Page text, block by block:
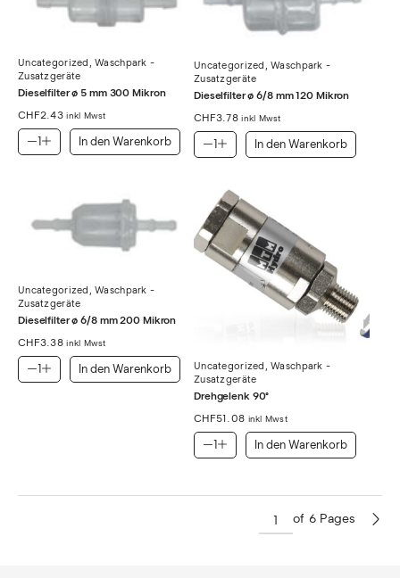
Uncategorized ,Waschpark -
Zusatzgeräte
Dieselfilter ø 5 mm 300 Mikron
CHF2.43 inkl Mwst
In den Warenkorb
Uncategorized ,Waschpark -
Zusatzgeräte
Dieselfilter ø 6/8 mm 120 Mikron
CHF3.78 inkl Mwst
In den Warenkorb
Uncategorized ,Waschpark -
Zusatzgeräte
Dieselfilter ø 6/8 mm 200 Mikron
CHF3.38 inkl Mwst
In den Warenkorb Uncategorized ,Waschpark -
Zusatzgeräte
Drehgelenk 90°
CHF51.08 inkl Mwst
In den Warenkorb
of 6 Pages